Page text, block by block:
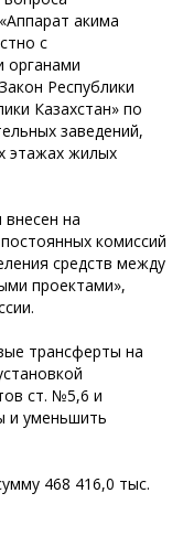
акима
с
органами
Республики
Казахстан» по
заведений,
этажах жилых
на
комиссий
средств между
проектами»,
трансферты на
ст. №5,6 и
и уменьшить
468 416,0 тыс.